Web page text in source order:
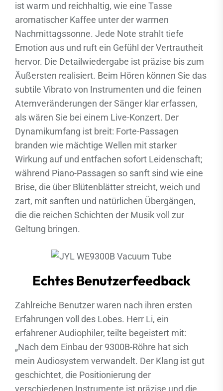
ist warm und reichhaltig, wie eine Tasse
aromatischer Kaffee unter der warmen
Nachmittagssonne. Jede Note strahlt tiefe
Emotion aus und ruft ein Gefühl der Vertrautheit
hervor. Die Detailwiedergabe ist präzise bis zum
Äußersten realisiert. Beim Hören können Sie das
subtile Vibrato von Instrumenten und die feinen
Atemveränderungen der Sänger klar erfassen,
als wären Sie bei einem Live-Konzert. Der
Dynamikumfang ist breit: Forte-Passagen
branden wie mächtige Wellen mit starker
Wirkung auf und entfachen sofort Leidenschaft;
während Piano-Passagen so sanft sind wie eine
Brise, die über Blütenblätter streicht, weich und
zart, mit sanften und natürlichen Übergängen,
die die reichen Schichten der Musik voll zur
Geltung bringen.
Echtes Benutzerfeedback
Zahlreiche Benutzer waren nach ihren ersten
Erfahrungen voll des Lobes. Herr Li, ein
erfahrener Audiophiler, teilte begeistert mit:
„Nach dem Einbau der 9300B-Röhre hat sich
mein Audiosystem verwandelt. Der Klang ist gut
geschichtet, die Positionierung der
verschiedenen Instrumente ist präzise und die